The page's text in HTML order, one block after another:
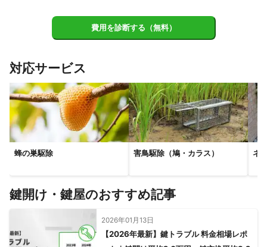
京田辺市
兵庫県】
費用を診断する（無料）
対応サービス
蜂の巣駆除 害鳥駆除（鳩・カラス） ネ
鍵開け・鍵屋のおすすめ記事
2026年01月13日
【2026年最新】鍵トラブル 料金相場レポ